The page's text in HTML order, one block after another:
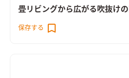
畳リビングから広がる吹抜け
保存する